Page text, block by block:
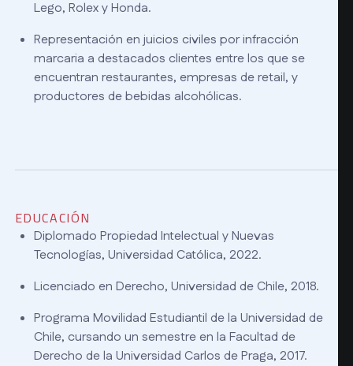
Lego, Rolex y Honda.
Representación en juicios civiles por infracción
marcaria a destacados clientes entre los que se
encuentran restaurantes, empresas de retail, y
productores de bebidas alcohólicas.
EDUCACIÓN
Diplomado Propiedad Intelectual y Nuevas
Tecnologías, Universidad Católica, 2022.
Licenciado en Derecho, Universidad de Chile, 2018.
Programa Movilidad Estudiantil de la Universidad de
Chile, cursando un semestre en la Facultad de
Derecho de la Universidad Carlos de Praga, 2017.